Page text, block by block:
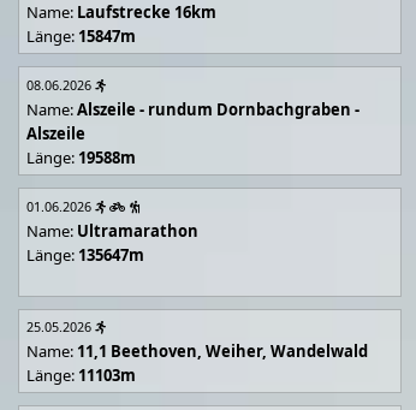
Name: Laufstrecke 16km
Länge: 15847m
08.06.2026
Name:Alszeile - rundum Dornbachgraben -
Alszeile
Länge: 19588m
01.06.2026
Name: Ultramarathon
Länge: 135647m
25.05.2026
Name: 11,1 Beethoven, Weiher, Wandelwald
Länge: 11103m